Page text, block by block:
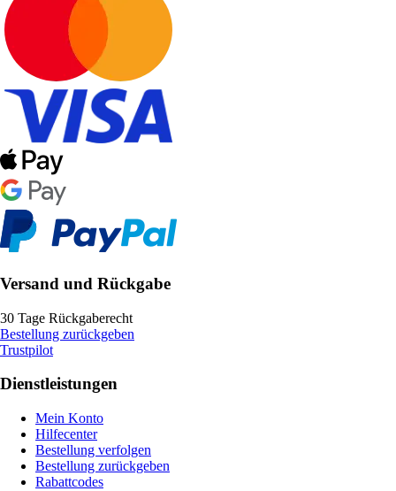
Versand und Rückgabe
30 Tage Rückgaberecht
Bestellung zurückgeben
Trustpilot
Dienstleistungen
Mein Konto
Hilfecenter
Bestellung verfolgen
Bestellung zurückgeben
Rabattcodes